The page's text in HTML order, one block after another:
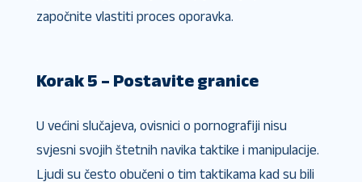
započnite vlastiti proces oporavka.
Korak 5 – Postavite granice
U većini slučajeva, ovisnici o pornografiji nisu
svjesni svojih štetnih navika taktike i manipulacije.
Ljudi su često obučeni o tim taktikama kad su bili